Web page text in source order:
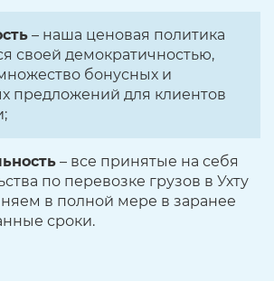
– наша ценовая политика
своей демократичностью,
бонусных и
предложений для клиентов
– все принятые на себя
по перевозке грузов в Ухту
в полной мере в заранее
сроки.